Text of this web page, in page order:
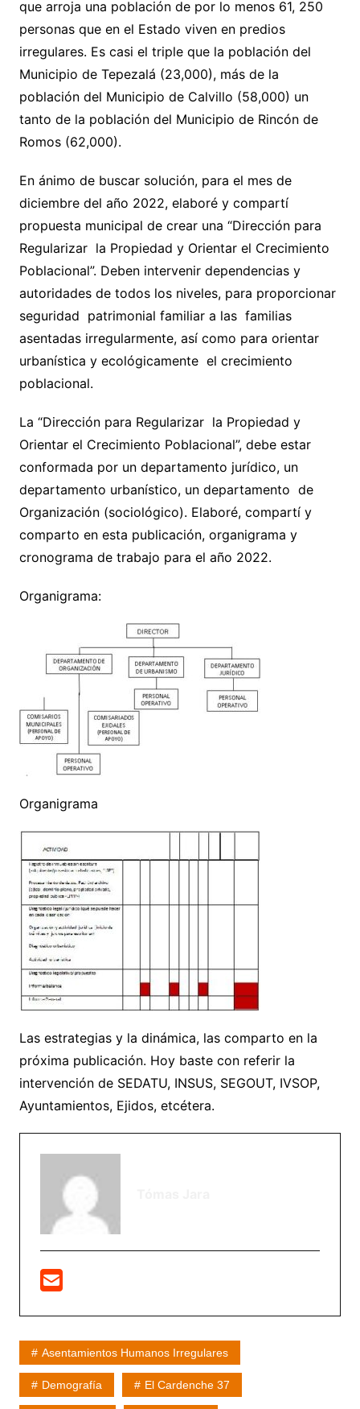
que arroja una población de por lo menos 61, 250
personas que en el Estado viven en predios
irregulares. Es casi el triple que la población del
Municipio de Tepezalá (23,000), más de la
población del Municipio de Calvillo (58,000) un
tanto de la población del Municipio de Rincón de
Romos (62,000).
En ánimo de buscar solución, para el mes de
diciembre del año 2022, elaboré y compartí
propuesta municipal de crear una “Dirección para
Regularizar la Propiedad y Orientar el Crecimiento
Poblacional”. Deben intervenir dependencias y
autoridades de todos los niveles, para proporcionar
seguridad patrimonial familiar a las familias
asentadas irregularmente, así como para orientar
urbanística y ecológicamente el crecimiento
poblacional.
La “Dirección para Regularizar la Propiedad y
Orientar el Crecimiento Poblacional”, debe estar
conformada por un departamento jurídico, un
departamento urbanístico, un departamento de
Organización (sociológico). Elaboré, compartí y
comparto en esta publicación, organigrama y
cronograma de trabajo para el año 2022.
Organigrama:
Organigrama
Las estrategias y la dinámica, las comparto en la
próxima publicación. Hoy baste con referir la
intervención de SEDATU, INSUS, SEGOUT, IVSOP,
Ayuntamientos, Ejidos, etcétera.
Asentamientos Humanos Irregulares
Demografía El Cardenche 37